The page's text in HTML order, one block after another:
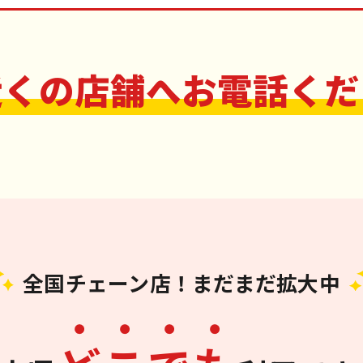
の店舗へお電話く
全国チェーン店！まだまだ拡大中